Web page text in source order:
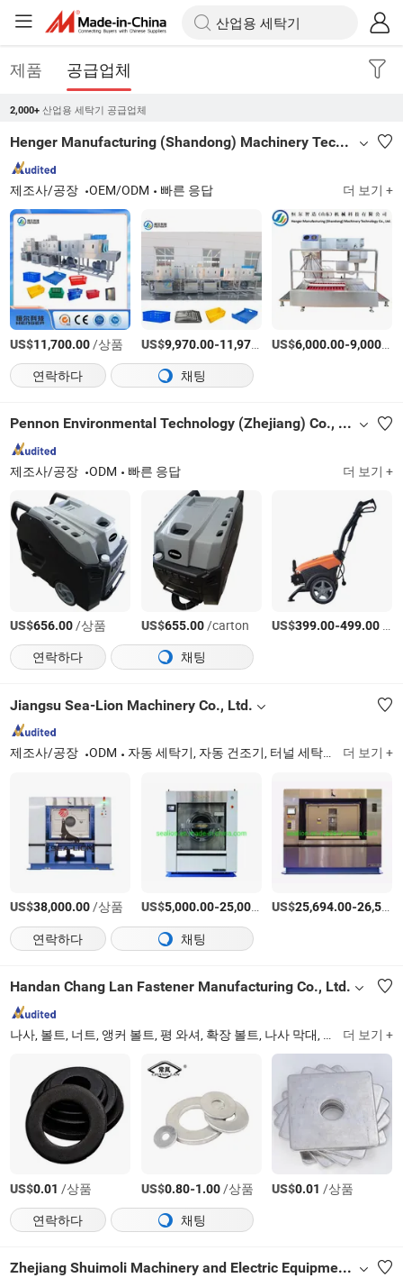
제품 공급업체
2,000+ 산업용 세탁기 공급업체
Henger Manufacturing (Shandong) Machinery Technology Co., Ltd.
제조사/공장 OEM/ODM 빠른 응답 더 보기 +
US$11,700.00/상품 US$9,970.00-11,970.00 /상품
US$6,000.00-9,000.00
연락하다
채팅
Pennon Environmental Technology (Zhejiang) Co., Ltd.
제조사/공장 ODM 빠른 응답 더 보기 +
US$656.00/상품 US$655.00/carton US$399.00-499.00
연락하다
채팅
Jiangsu Sea-Lion Machinery Co., Ltd.
제조사/공장 ODM 자동 세탁기, 자동 건조기, 터널 세탁기, 고속 다리미, 고속 평면 접기기 더 보기 +
US$38,000.00/상품 US$5,000.00-25,000.00 /세트
US$25,694.00-26,580.00
연락하다 채팅
Handan Chang Lan Fastener Manufacturing Co., Ltd.
더 보기 +
US$0.01 /상품 US$0.80-1.00/상품 US$0.01 /상품
연락하다
채팅
Zhejiang Shuimoli Machinery and Electric Equipment Co., Ltd.